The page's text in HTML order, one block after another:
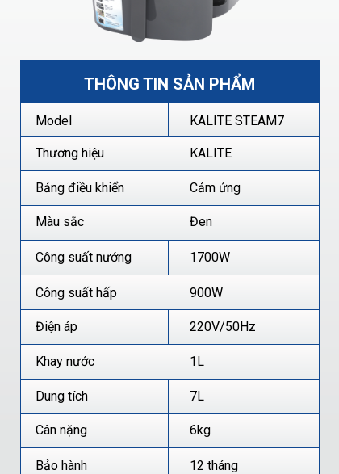
THÔNG TIN SẢN PHẨM
Model
Thương hiệu
Bảng điều khiển
Màu sắc
KALITE STEAM7
KALITE
Cảm ứng
Đen
Công suất nướng 1700W
Công suất hấp 900W
Điện áp 220V/50Hz
Khay nước 1L
Dung tích 7L
Cân nặng 6kg
Bảo hành 12 tháng